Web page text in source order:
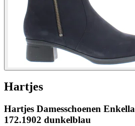
Hartjes
Hartjes Damesschoenen
172.1902 dunkelblau